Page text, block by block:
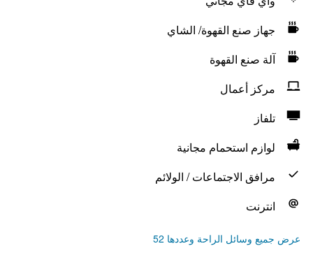
جهاز صنع القهوة/ الشاي
آلة صنع القهوة
مركز أعمال
تلفاز
لوازم استحمام مجانية
مرافق الاجتماعات / الولائم
انترنت
عرض جميع وسائل الراحة وعددها 52